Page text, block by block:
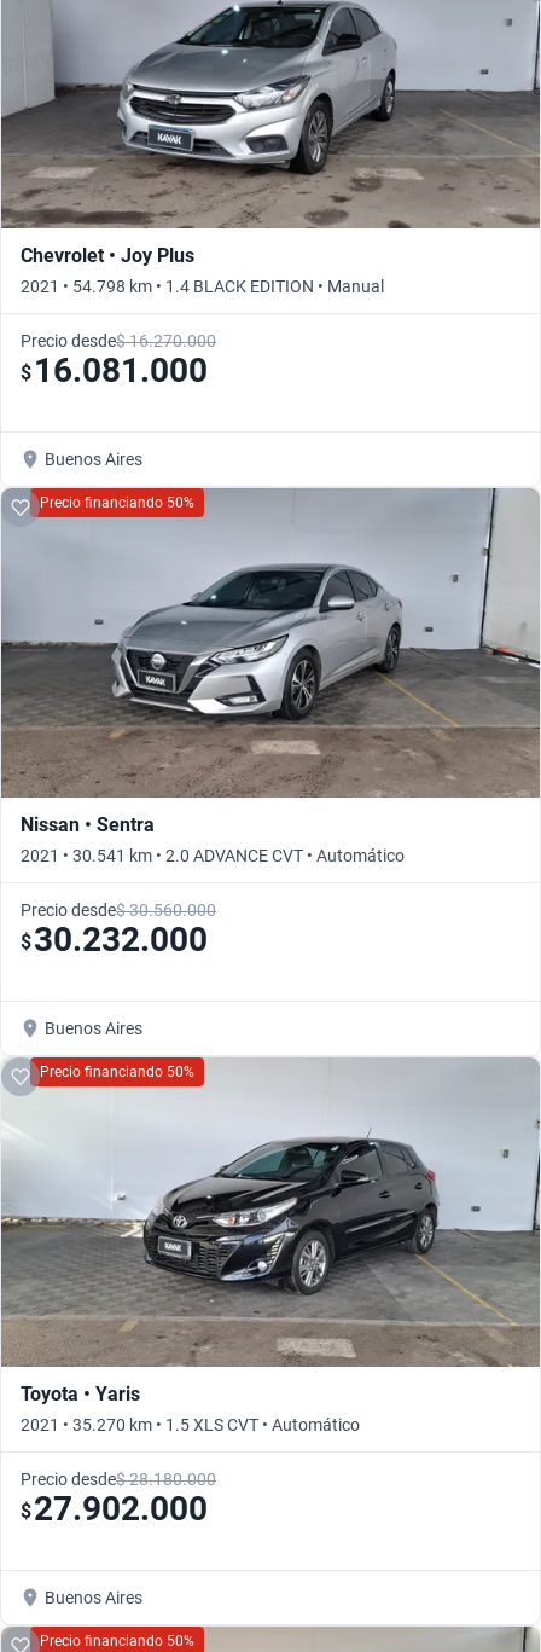
Chevrolet • Joy Plus
2021 • 54.798 km • 1.4 BLACK EDITION • Manual
Precio desde$ 16.270.000
$ 16.081.000
Buenos Aires
Precio financiando 50%
Nissan • Sentra
2021 • 30.541 km • 2.0 ADVANCE CVT • Automático
Precio desde$ 30.560.000
$30.232.000
Buenos Aires
Precio financiando 50%
Toyota • Yaris
2021 • 35.270 km • 1.5 XLS CVT • Automático
Precio desde$ 28.180.000
$27.902.000
Buenos Aires
Precio financiando 50%